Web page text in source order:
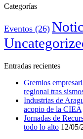
Categorías
Eventos (26)
Entradas recientes
Gremios
regional tras
Industrias de
acopio de la CIEA
Jornadas de
todo lo alto 12/05/